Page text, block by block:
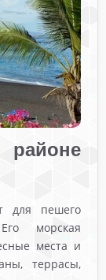
для пешего
морская
места и
террасы,